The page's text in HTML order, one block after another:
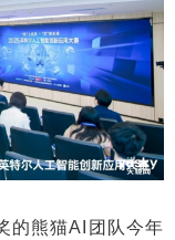
熊猫AI团队今年